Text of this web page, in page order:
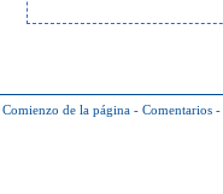
Comienzo de la página - Comentarios -